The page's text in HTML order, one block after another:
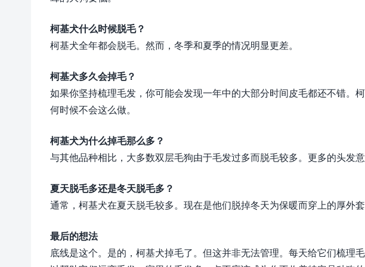
柯基犬什么时候脱毛？
柯基犬全年都会脱毛。然而，冬季和夏季的情况明显更差。
柯基犬多久会掉毛？
如果你坚持梳理毛发，你可能会发现一年中的大部分时间皮毛都还不错。
何时候不会这么做。
柯基犬为什么掉毛那么多？
与其他品种相比，大多数双层毛狗由于毛发过多而脱毛较多。更多的头发意
夏天脱毛多还是冬天脱毛多？
通常，柯基犬在夏天脱毛较多。现在是他们脱掉冬天为保暖而穿上的厚外套
最后的想法
底线是这个。是的，柯基犬掉毛了。但这并非无法管理。每天给它们梳理